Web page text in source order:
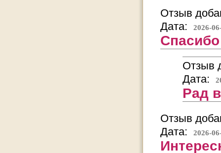
Отзыв
Дата:
2026-
Отзыв
Дата:
Рад
Отзыв
Дата:
2026-